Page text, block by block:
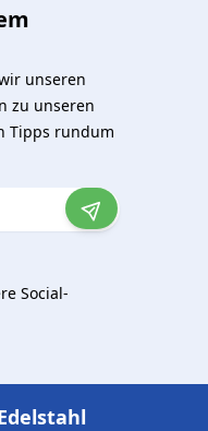
unseren
zu unseren
Tipps rundum
Social-